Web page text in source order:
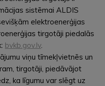
sistēmai ALDIS
elektroenerģijas
tirgotāji piedalās
bvkb.gov.lv.
viņu tīmekļvietnēs un
tirgotāji, piedāvājot
ka līgumu var slēgt uz